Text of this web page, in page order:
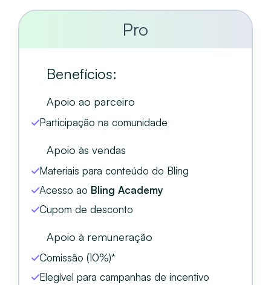
Pro
Benefícios:
Apoio ao parceiro
Participação na comunidade
Apoio às vendas
Materiais para conteúdo do Bling
Acesso ao Bling Academy
Cupom de desconto
Apoio à remuneração
Comissão (10%)*
Elegível para campanhas de incentivo